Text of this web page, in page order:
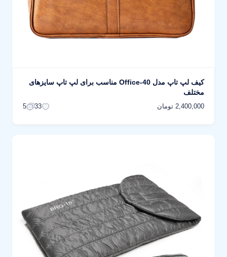
کیف لپ تاپ مدل Office-40 مناسب برای لپ تاپ سایزهای
مختلف
2,400,000 تومان 33
5